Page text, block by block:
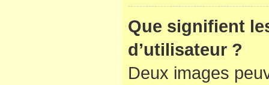
Que signifient
d’utilisateur ?
Deux images